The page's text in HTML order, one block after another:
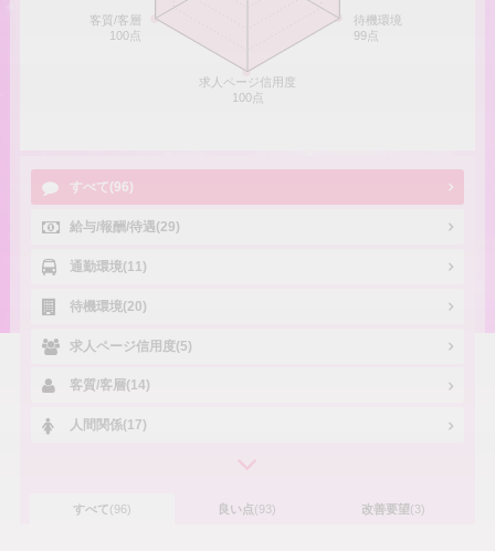
待機環境
99点
求人ページ信用度
100点
客質/客層
100点
すべて(96)
給与/報酬/待遇(29)
通勤環境(11)
待機環境(20)
求人ページ信用度(5)
客質/客層(14)
人間関係(17)
すべて(96) 良い点(93) 改善要望 (3)